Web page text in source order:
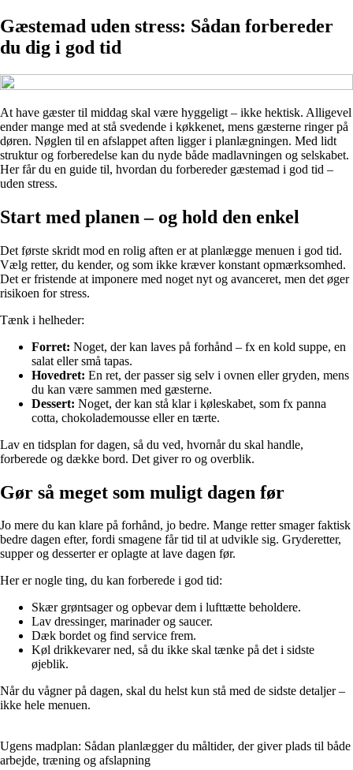
Gæstemad uden stress: Sådan forbereder
du dig i god tid
At have gæster til middag skal være hyggeligt – ikke hektisk. Alligevel
ender mange med at stå svedende i køkkenet, mens gæsterne ringer på
døren. Nøglen til en afslappet aften ligger i planlægningen. Med lidt
struktur og forberedelse kan du nyde både madlavningen og selskabet.
Her får du en guide til, hvordan du forbereder gæstemad i god tid –
uden stress.
Start med planen – og hold den enkel
Det første skridt mod en rolig aften er at planlægge menuen i god tid.
Vælg retter, du kender, og som ikke kræver konstant opmærksomhed.
Det er fristende at imponere med noget nyt og avanceret, men det øger
risikoen for stress.
Tænk i helheder:
Forret: Noget, der kan laves på forhånd – fx en kold suppe, en
salat eller små tapas.
Hovedret: En ret, der passer sig selv i ovnen eller gryden, mens
du kan være sammen med gæsterne.
Dessert: Noget, der kan stå klar i køleskabet, som fx panna
cotta, chokolademousse eller en tærte.
Lav en tidsplan for dagen, så du ved, hvornår du skal handle,
forberede og dække bord. Det giver ro og overblik.
Gør så meget som muligt dagen før
Jo mere du kan klare på forhånd, jo bedre. Mange retter smager faktisk
bedre dagen efter, fordi smagene får tid til at udvikle sig. Gryderetter,
supper og desserter er oplagte at lave dagen før.
Her er nogle ting, du kan forberede i god tid:
Skær grøntsager og opbevar dem i lufttætte beholdere.
Lav dressinger, marinader og saucer.
Dæk bordet og find service frem.
Køl drikkevarer ned, så du ikke skal tænke på det i sidste
øjeblik.
Når du vågner på dagen, skal du helst kun stå med de sidste detaljer –
ikke hele menuen.
Ugens madplan: Sådan planlægger du måltider, der giver plads til både
arbejde, træning og afslapning